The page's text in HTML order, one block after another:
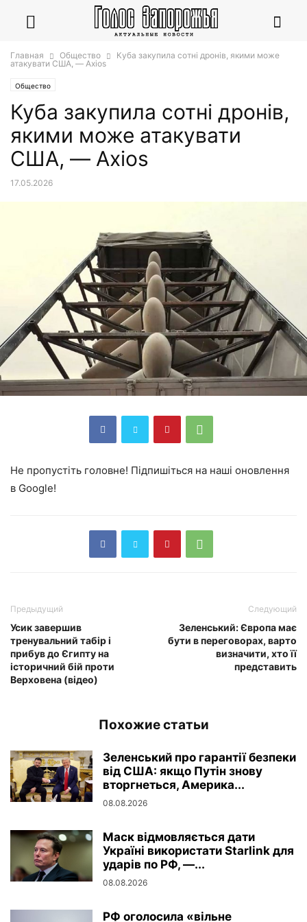
Главная Общество
Куба закупила сотні дронів, якими може
атакувати США, — Axios
Общество
Куба закупила сотні дронів,
якими може атакувати
США, — Axios
17.05.2026
Не пропустіть головне! Підпишіться на наші оновлення
в Google!
Предыдущий
Усик завершив
тренувальний табір і
прибув до Єгипту на
історичний бій проти
Верховена (відео)
Следующий
Зеленський: Європа має
бути в переговорах, варто
визначити, хто її
представить
Похожие статьи
Зеленський про гарантії безпеки
від США: якщо Путін знову
вторгнеться, Америка...
08.08.2026
Маск відмовляється дати
Україні використати Starlink для
ударів по РФ, —...
08.08.2026
РФ оголосила «вільне